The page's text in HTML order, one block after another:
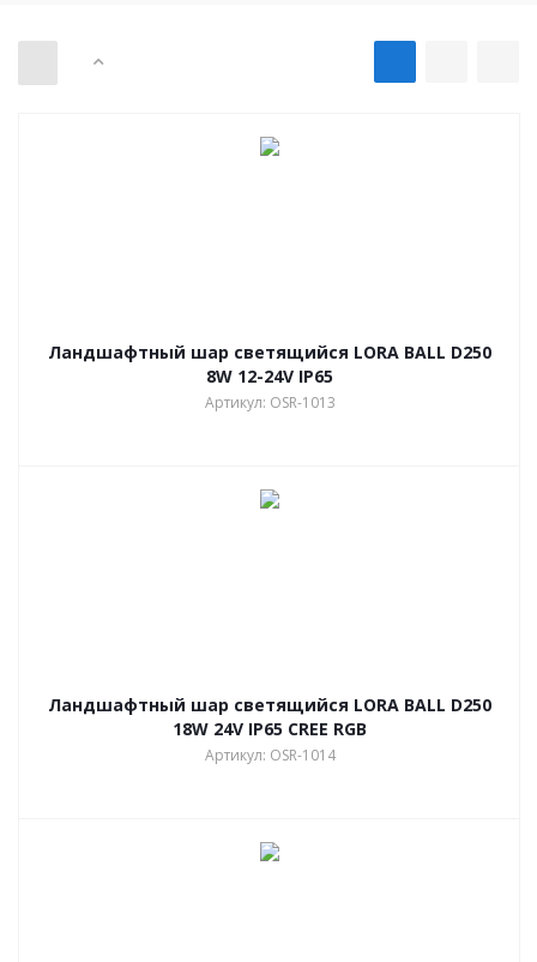
Ландшафтный шар светящийся LORA BALL D250
8W 12-24V IP65
Артикул: OSR-1013
Ландшафтный шар светящийся LORA BALL D250
18W 24V IP65 CREE RGB
Артикул: OSR-1014